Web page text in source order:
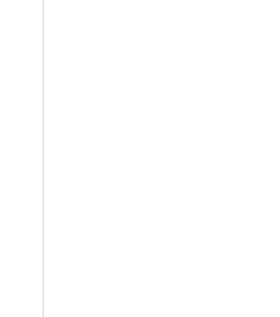
Quelle für
Beispiele für alle Google
Sofern nicht anders angegeben, sind die